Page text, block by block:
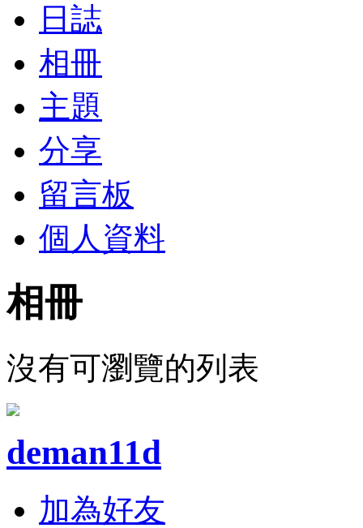
日誌
相冊
主題
分享
留言板
個人資料
相冊
沒有可瀏覽的列表
deman11d
加為好友